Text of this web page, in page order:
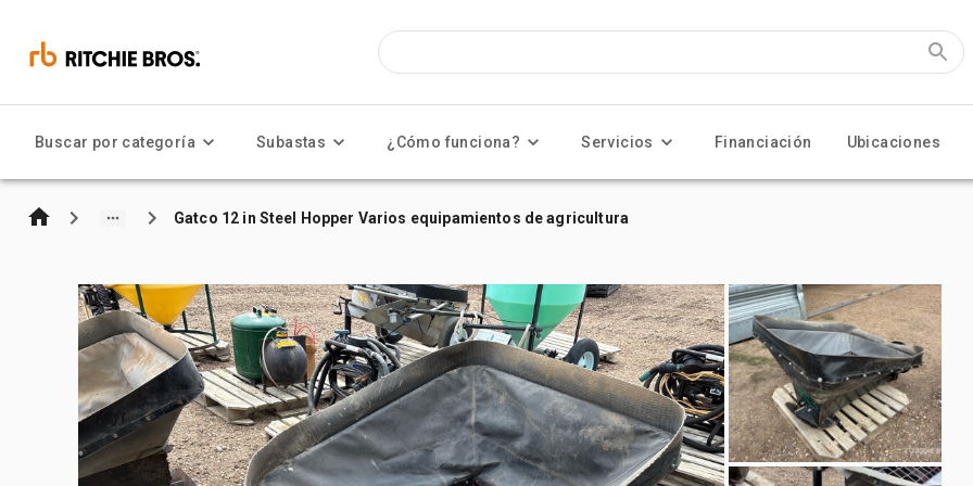
Buscar por categoría Subastas ¿Cómo funciona? Servicios Financiación Ubicaciones
Gatco 12 in Steel Hopper Varios equipamientos de agricultura